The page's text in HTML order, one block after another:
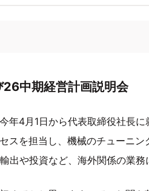
中期経営計画説明会
年4月1日から代表取締役社長
スを担当し、機械のチューニン
出や投資など、海外関係の業務